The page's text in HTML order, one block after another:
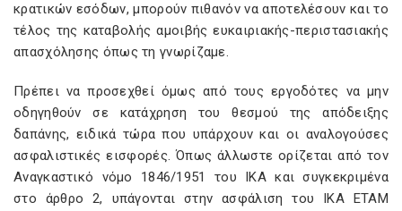
κρατικών εσόδων, μπορούν πιθανόν να αποτελέσουν και το
τέλος της καταβολής αμοιβής ευκαιριακής-περιστασιακής
απασχόλησης όπως τη γνωρίζαμε.
Πρέπει να προσεχθεί όμως από τους εργοδότες να μην
οδηγηθούν σε κατάχρηση του θεσμού της απόδειξης
δαπάνης, ειδικά τώρα που υπάρχουν και οι αναλογούσες
ασφαλιστικές εισφορές. Όπως άλλωστε ορίζεται από τον
Αναγκαστικό νόμο 1846/1951 του ΙΚΑ και συγκεκριμένα
στο άρθρο 2, υπάγονται στην ασφάλιση του ΙΚΑ ΕΤΑΜ